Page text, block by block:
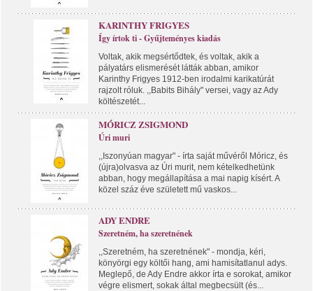
KARINTHY FRIGYES
Így írtok ti - Gyűjteményes kiadás
Voltak, akik megsértődtek, és voltak, akik a
pályatárs elismerését látták abban, amikor
Karinthy Frigyes 1912-ben irodalmi karikatúrát
rajzolt róluk. ,,Babits Bihály" versei, vagy az Ady
költészetét...
MÓRICZ ZSIGMOND
Úri muri
,,Iszonyúan magyar" - írta saját művéről Móricz, és
(újra)olvasva az Úri murit, nem kételkedhetünk
abban, hogy megállapítása a mai napig kísért. A
közel száz éve született mű vaskos...
ADY ENDRE
Szeretném, ha szeretnének
,,Szeretném, ha szeretnének" - mondja, kéri,
könyörgi egy költői hang, ami hamisítatlanul adys.
Meglepő, de Ady Endre akkor írta e sorokat, amikor
végre elismert, sokak által megbecsült (és...